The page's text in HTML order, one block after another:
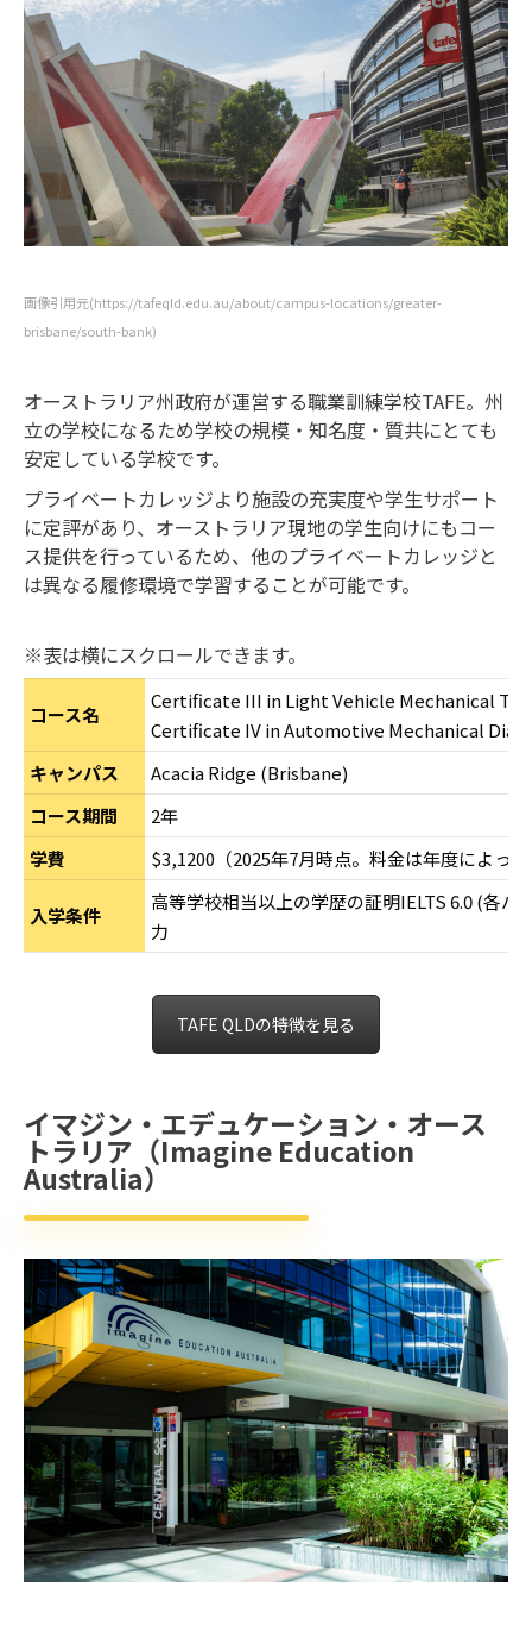
画像引用元(https://tafeqld.edu.au/about/campus-locations/greater-
brisbane/south-bank)
オーストラリア州政府が運営する職業訓練学校TAFE。州
立の学校になるため学校の規模・知名度・質共にとても
安定している学校です。
プライベートカレッジより施設の充実度や学生サポート
に定評があり、オーストラリア現地の学生向けにもコー
ス提供を行っているため、他のプライベートカレッジと
は異なる履修環境で学習することが可能です。
※表は横にスクロールできます。
コース名
Certificate III in Light Vehicle Mechanical
Certificate IV in Automotive Mechanical
キャンパス
Acacia Ridge (Brisbane)
コース期間
2年
学費
$3,1200 （2025年7月時点。料金は年度によっ
入学条件
高等学校相当以上の学歴の証明IELTS 6.0 (各バ
力
TAFE QLDの特徴を見る
イマジン・エデュケーション・オース
トラリア（Imagine Education
Australia）